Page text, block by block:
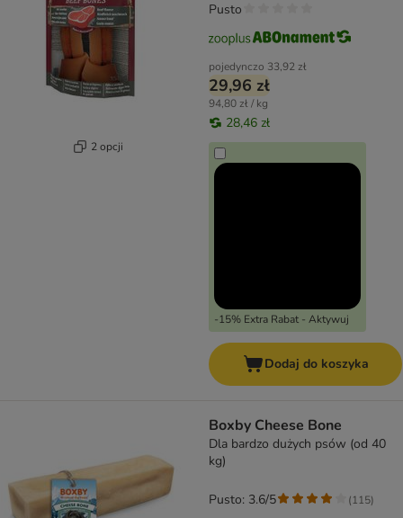
2 opcji
pojedynczo 33,92 zł
29,96 zł
94,80 zł / kg
28,46 zł
-15% Extra Rabat - Aktywuj
Pusto
Dodaj do koszyka
Boxby Cheese Bone
Dla bardzo dużych psów (od 40
kg)
Pusto: 3.6/5 (115)